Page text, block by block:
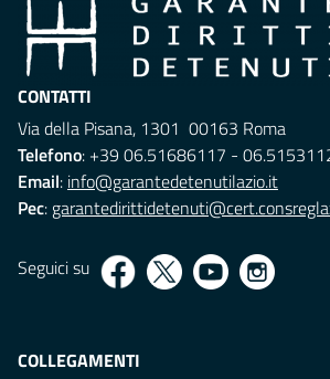
CONTATTI
Via della Pisana, 1301 00163 Roma
Telefono: +39 06.51686117 -
Email: info@garantedetenutilazio.it
Pec:
Seguici su
COLLEGAMENTI